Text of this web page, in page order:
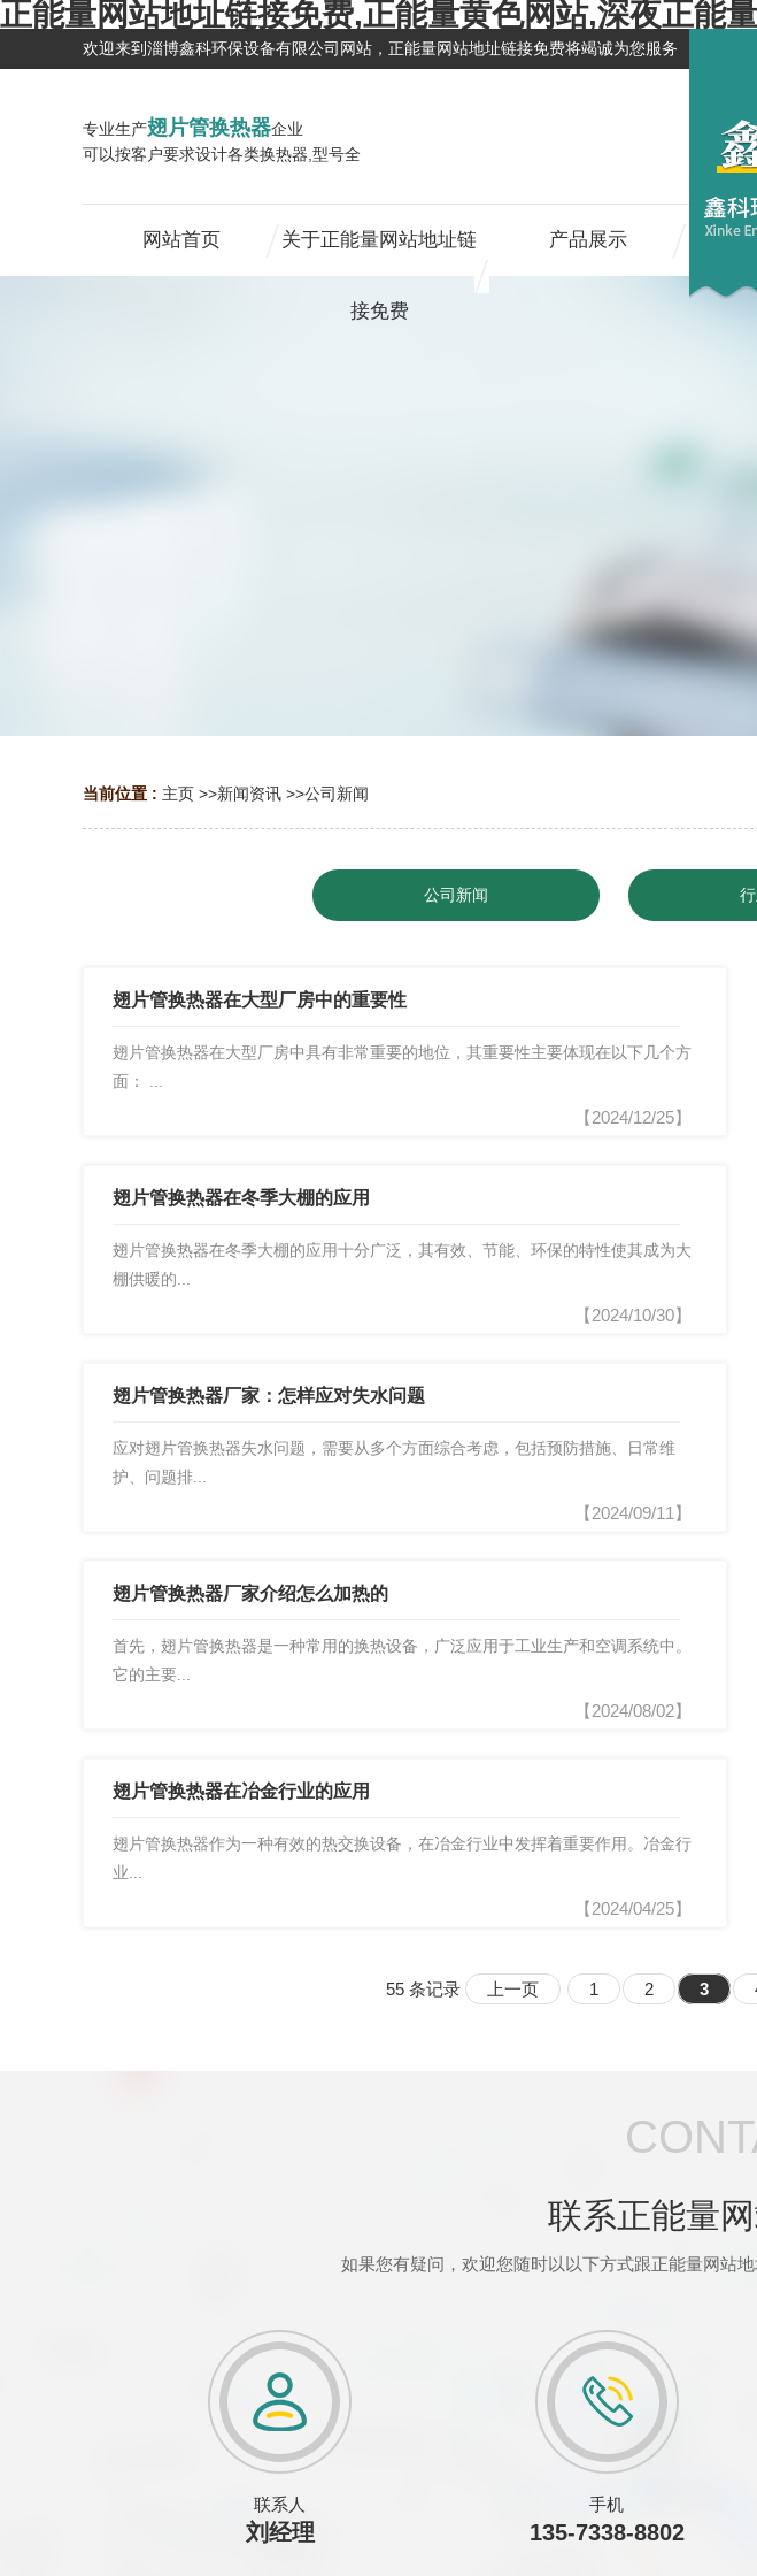
正能量网站地址链接免费,正能量黄色网站,深夜正能
欢迎来到淄博鑫科环保设备有限公司网站，正能量网站地址链接免费将竭诚为您服务
专业生产翅片管换热器企业
可以按客户要求设计各类换热器,型号全
网站首页 关于正能量网站地址链
接免费
产品展示
当前位置 : 主页 >>新闻资讯 >>公司新闻
公司新闻
翅片管换热器在大型厂房中的重要性
翅片管换热器在大型厂房中具有非常重要的地位，其重要性主要体现在以下几个方
面： ...
【2024/12/25】
翅片管换热器在冬季大棚的应用
翅片管换热器在冬季大棚的应用十分广泛，其有效、节能、环保的特性使其成为大
棚供暖的...
【2024/10/30】
翅片管换热器厂家：怎样应对失水问题
应对翅片管换热器失水问题，需要从多个方面综合考虑，包括预防措施、日常维
护、问题排...
【2024/09/11】
翅片管换热器厂家介绍怎么加热的
首先，翅片管换热器是一种常用的换热设备，广泛应用于工业生产和空调系统中。
它的主要...
【2024/08/02】
翅片管换热器在冶金行业的应用
翅片管换热器作为一种有效的热交换设备，在冶金行业中发挥着重要作用。冶金行
业...
【2024/04/25】
55 条记录 上一页 1 2 3
联系正能量
如果您有疑问，欢迎您随时以以下方式跟正能量网站
联系人
刘经理
手机
135-7338-8802